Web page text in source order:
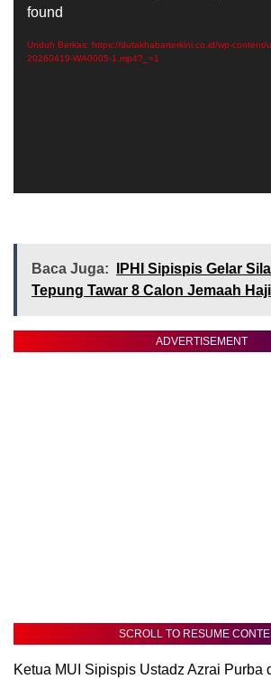
Video
found
Unduh Berkas: https://dutakhabarterkini.co.id/wp-content/
20260419-WA0005-1.mp4?_=1
Baca Juga:
IPHI Sipispis Gelar
Tepung Tawar 8 Calon Jemaah
ADVERTISEMENT
SCROLL TO RESUME
Ketua MUI Sipispis Ustadz Azrai Purba